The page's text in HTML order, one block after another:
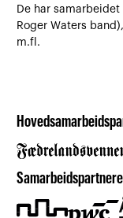
De har
Roger Waters
m.fl.
Samarbeidspartnere